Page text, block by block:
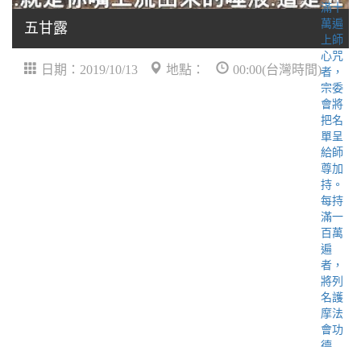
五甘露
日期：2019/10/13 地點： 00:00(台灣時間)